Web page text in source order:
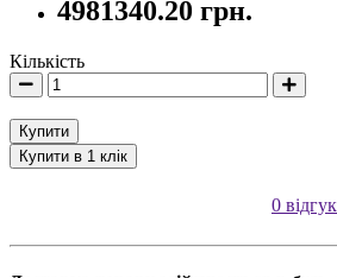
4981340.20 грн.
Кількість
Купити
Купити в 1 клік
0